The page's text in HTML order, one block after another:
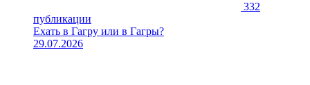
332
публикации
Ехать в Гагру или в Гагры?
29.07.2026